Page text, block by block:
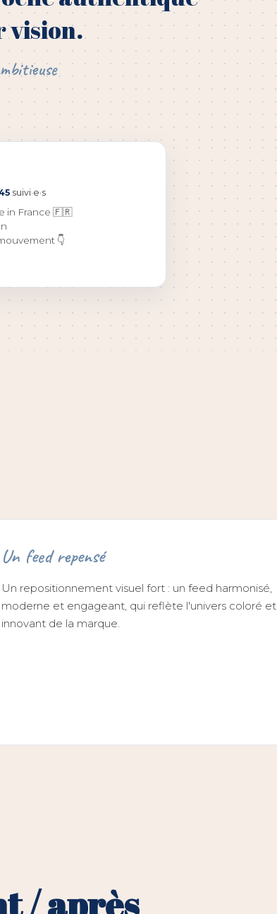
vision.
suivi·e·s
in France 🇫🇷
👇
Un feed repensé
Un repositionnement visuel fort : un feed harmonisé,
moderne et engageant, qui reflète l'univers coloré et
innovant de la marque.
/ après